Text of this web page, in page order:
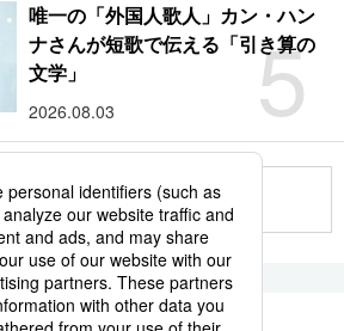
5
唯一の「外国人歌人」カン・ハン
ナさんが短歌で伝える「引き算の
文学」
2026.08.03
もっと見る